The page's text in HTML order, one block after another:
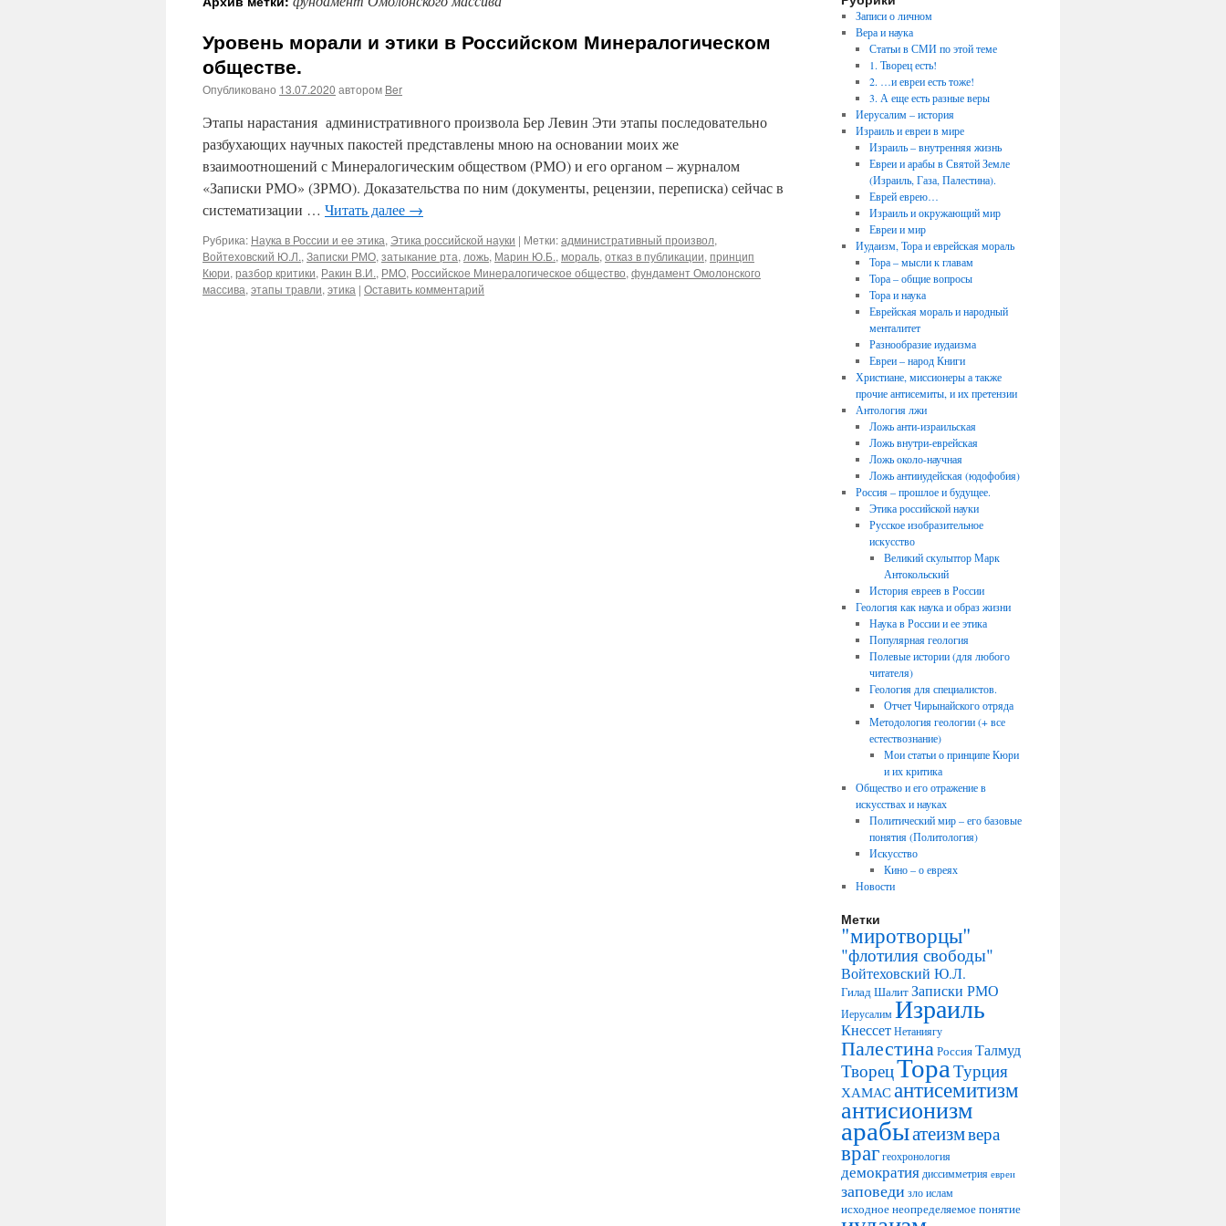
Уровень морали и этики в Российском Минералогическом
обществе.
Опубликовано 13.07.2020 автором Ber
Этапы нарастания административного произвола Бер Левин Эти этапы последовательно
разбухающих научных пакостей представлены мною на основании моих же
взаимоотношений с Минералогическим обществом (РМО) и его органом – журналом
«Записки РМО» (ЗРМО). Доказательства по ним (документы, рецензии, переписка) сейчас в
систематизации … Читать далее →
Рубрика: Наука в России и ее этика, Этика российской науки | Метки:административный произвол,
Войтеховский Ю.Л., Записки РМО, затыкание рта, ложь, Марин Ю.Б., мораль, отказ в публикации, принцип
Кюри, разбор критики, Ракин В.И., РМО, Российское Минералогическое общество, фундамент Омолонского
массива, этапы травли, этика | Оставить комментарий
Записи о личном
Вера и наука
Статьи в СМИ по этой теме
1. Творец есть!
2. …и евреи есть тоже!
3. А еще есть разные веры
Иерусалим – история
Израиль и евреи в мире
Израиль – внутренняя жизнь
Евреи и арабы в Святой Земле
(Израиль, Газа, Палестина).
Еврей еврею…
Израиль и окружающий мир
Евреи и мир
Иудаизм, Тора и еврейская мораль
Тора – мысли к главам
Тора – общие вопросы
Тора и наука
Еврейская мораль и народный
менталитет
Разнообразие иудаизма
Евреи – народ Книги
Христиане, миссионеры а также
прочие антисемиты, и их претензии
Антология лжи
Ложь анти-израильская
Ложь внутри-еврейская
Ложь около-научная
Ложь антииудейская (юдофобия)
Россия – прошлое и будущее.
Этика российской науки
Русское изобразительное
искусство
Великий скульптор Марк
Антокольский
История евреев в России
Геология как наука и образ жизни
Наука в России и ее этика
Популярная геология
Полевые истории (для любого
читателя)
Геология для специалистов.
Отчет Чирынайского отряда
Методология геологии (+ все
естествознание)
Мои статьи о принципе Кюри
и их критика
Общество и его отражение в
искусствах и науках
Политический мир – его базовые
понятия (Политология)
Искусство
Кино – о евреях
Новости
Метки
"миротворцы"
"флотилия свободы"
Войтеховский Ю.Л.
Гилад ШалитЗаписки РМО
ИерусалимИзраиль
КнессетНетаниягу
ПалестинаРоссияТалмуд
ТворецТораТурция
ХАМАСантисемитизм
антисионизм
арабыатеизмвера
враггеохронология
демократия диссимметрия евреи
заповеди злоислам
исходное неопределяемое понятие